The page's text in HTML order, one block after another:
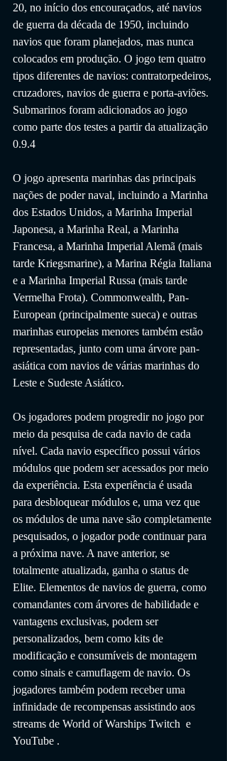
20, no início dos encouraçados, até navios
de guerra da década de 1950, incluindo
navios que foram planejados, mas nunca
colocados em produção. O jogo tem quatro
tipos diferentes de navios: contratorpedeiros,
cruzadores, navios de guerra e porta-aviões.
Submarinos foram adicionados ao jogo
como parte dos testes a partir da atualização
0.9.4
O jogo apresenta marinhas das principais
nações de poder naval, incluindo a Marinha
dos Estados Unidos, a Marinha Imperial
Japonesa, a Marinha Real, a Marinha
Francesa, a Marinha Imperial Alemã (mais
tarde Kriegsmarine), a Marina Régia Italiana
e a Marinha Imperial Russa (mais tarde
Vermelha Frota). Commonwealth, Pan-
European (principalmente sueca) e outras
marinhas europeias menores também estão
representadas, junto com uma árvore pan-
asiática com navios de várias marinhas do
Leste e Sudeste Asiático.
Os jogadores podem progredir no jogo por
meio da pesquisa de cada navio de cada
nível. Cada navio específico possui vários
módulos que podem ser acessados ​​por meio
da experiência. Esta experiência é usada
para desbloquear módulos e, uma vez que
os módulos de uma nave são completamente
pesquisados, o jogador pode continuar para
a próxima nave. A nave anterior, se
totalmente atualizada, ganha o status de
Elite. Elementos de navios de guerra, como
comandantes com árvores de habilidade e
vantagens exclusivas, podem ser
personalizados, bem como kits de
modificação e consumíveis de montagem
como sinais e camuflagem de navio. Os
jogadores também podem receber uma
infinidade de recompensas assistindo aos
streams de World of Warships Twitch  e
YouTube .